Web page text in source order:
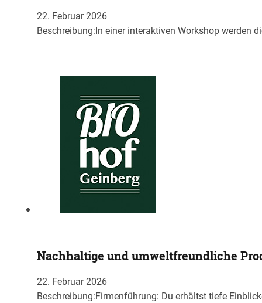
22. Februar 2026
Beschreibung:In einer interaktiven Workshop werden
Nachhaltige und umweltfreundliche
22. Februar 2026
Beschreibung:Firmenführung: Du erhältst tiefe